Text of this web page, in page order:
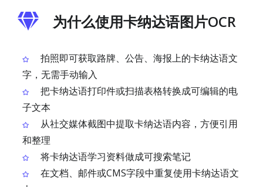
为什么使用卡纳达语图片OCR
拍照即可获取路牌、公告、海报上的卡纳达语文
字，无需手动输入
把卡纳达语打印件或扫描表格转换成可编辑的电
子文本
从社交媒体截图中提取卡纳达语内容，方便引用
和整理
将卡纳达语学习资料做成可搜索笔记
在文档、邮件或CMS字段中重复使用卡纳达语文